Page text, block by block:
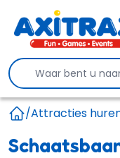
/Attracties